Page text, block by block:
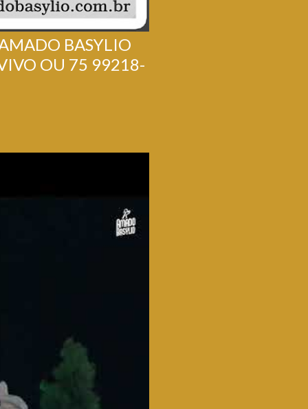
BASYLIO
OU 75 99218-